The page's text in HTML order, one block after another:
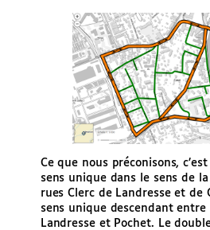
Ce que nous préconisons,
sens unique dans le sens de
rues Clerc de Landresse et de
sens unique descendant entre
Landresse et Pochet. Le